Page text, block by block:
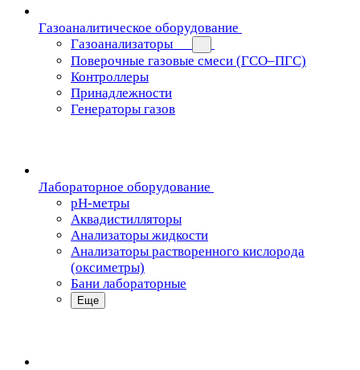
Газоаналитическое оборудование
Газоанализаторы
Поверочные газовые смеси (ГСО–ПГС)
Контроллеры
Принадлежности
Генераторы газов
Лабораторное оборудование
pH-метры
Аквадистилляторы
Анализаторы жидкости
Анализаторы растворенного кислорода
(оксиметры)
Бани лабораторные
Еще